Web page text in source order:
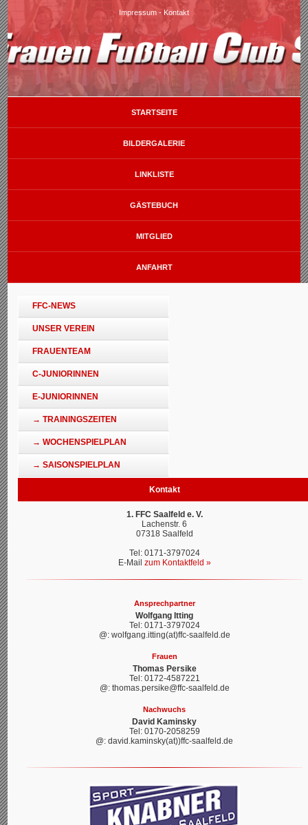
Impressum - Kontakt
STARTSEITE
BILDERGALERIE
LINKLISTE
GÄSTEBUCH
MITGLIED
ANFAHRT
FFC-NEWS
UNSER VEREIN
FRAUENTEAM
C-JUNIORINNEN
E-JUNIORINNEN
→ TRAININGSZEITEN
→ WOCHENSPIELPLAN
→ SAISONSPIELPLAN
Kontakt
1. FFC Saalfeld e. V.
Lachenstr. 6
07318 Saalfeld
Tel: 0171-3797024
E-Mail zum Kontaktfeld »
Ansprechpartner
Wolfgang Itting
Tel: 0171-3797024
@: wolfgang.itting(at)ffc-saalfeld.de
Frauen
Thomas Persike
Tel: 0172-4587221
@: thomas.persike@ffc-saalfeld.de
Nachwuchs
David Kaminsky
Tel: 0170-2058259
@: david.kaminsky(at))ffc-saalfeld.de